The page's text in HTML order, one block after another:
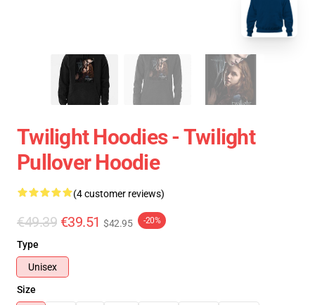
Twilight Hoodies - Twilight
Pullover Hoodie
(4 customer reviews)
€49.39 €39.51 $42.95 -20%
Type
Unisex
Size